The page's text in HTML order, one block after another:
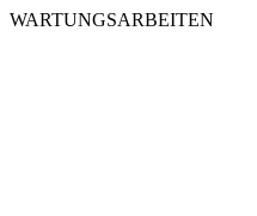
WARTUNGSARBEITEN